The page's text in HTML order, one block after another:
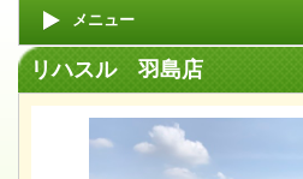
メニュー
リハスル 羽島店